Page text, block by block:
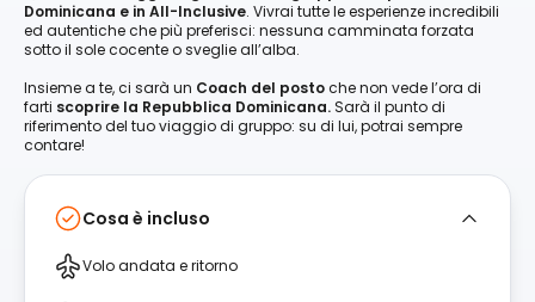
Dominicana e in All-Inclusive. Vivrai tutte le esperienze incredibili
ed autentiche che più preferisci: nessuna camminata forzata
sotto il sole cocente o sveglie all’alba.
Insieme a te, ci sarà un Coach del postoche non vede l’ora di
farti scoprire la Repubblica Dominicana.Sarà il punto di
riferimento del tuo viaggio di gruppo: su di lui, potrai sempre
contare!
Cosa è incluso
Volo andata e ritorno